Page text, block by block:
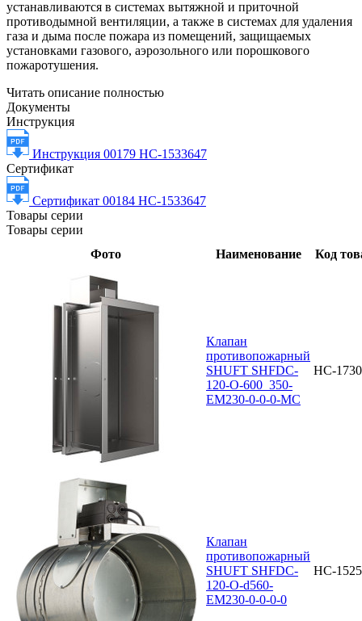
устанавливаются в системах вытяжной и приточной
противодымной вентиляции, а также в системах для удаления
газа и дыма после пожара из помещений, защищаемых
установками газового, аэрозольного или порошкового
пожаротушения.
Читать описание полностью
Документы
Инструкция
Инструкция 00179 НС-1533647
Сертификат
Сертификат 00184 НС-1533647
Товары серии
Товары серии
Фото
Наименование Код
Клапан
противопожарный
SHUFT SHFDC-
120-O-600_350-
EM230-0-0-0-MC
НС-
Клапан
противопожарный
SHUFT SHFDC-
120-O-d560-
EM230-0-0-0-0
НС-